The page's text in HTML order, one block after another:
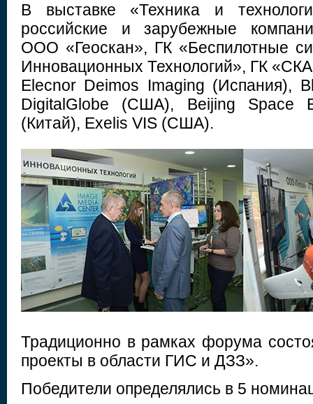
В выставке «Техника и
российские и зарубежные
ООО «Геоскан», ГК «Беспилотные
Инновационных Технологий», ГК
Elecnor Deimos Imaging (Испания),
DigitalGlobe (США), Beijing Space
(Китай), Exelis VIS (США).
Традиционно в рамках форума
проекты в области ГИС и ДЗЗ».
Победители определялись в 5